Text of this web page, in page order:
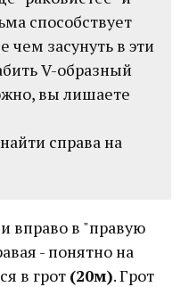
способствует
засунуть в эти
V-образный
вы лишаете
справа на
вправо в "правую
- понятно на
в грот (20м). Грот